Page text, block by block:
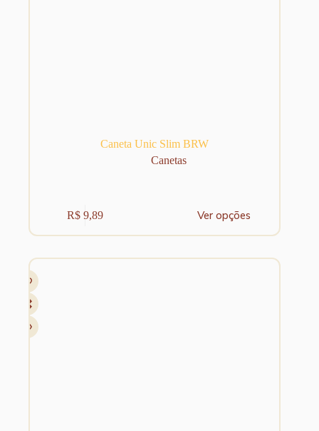
Caneta Unic Slim BRW
Canetas
R$ 9,89 Ver opções
tem
variantes.
As
opções
podem
ser
escolhidas